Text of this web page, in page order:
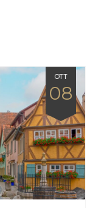
OTT
08